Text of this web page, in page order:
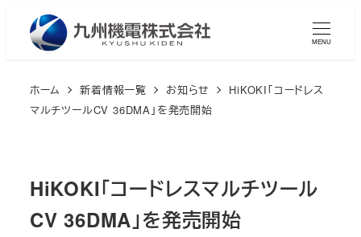
MENU
ホーム 新着情報一覧 お知らせ
HiKOKI「コードレス
マルチツールCV 36DMA」を発売開始
HiKOKI「コードレスマルチツール
CV 36DMA」を発売開始